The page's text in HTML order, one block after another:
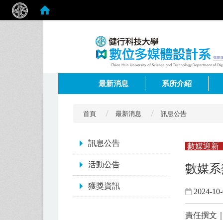
最新消息 系所介紹
首頁 最新消息 訊息公告
訊息公告
活動公告
獲獎資訊
數媒迎新
數媒
2024-
責任撰文